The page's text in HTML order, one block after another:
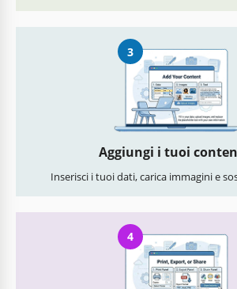
3
Aggiungi i tuoi
Inserisci i tuoi dati, carica immagini e
4